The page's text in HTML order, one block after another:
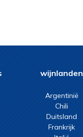
wijnlanden
Argentinië
Chili
Duitsland
Frankrijk